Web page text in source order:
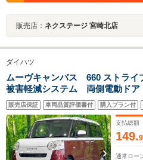
販売店： ネクステージ 宮崎北店
ダイハツ
ムーヴキャンバス 660 ストラ
被害軽減システム 両側電動ド
スマートキー オートライト オ
Bluetooth CD DVD再生 フル
販売店保証 車両品質評価書付 購入プラン付
支払総額
149.9
通常ロー